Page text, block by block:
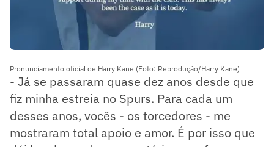
Pronunciamento oficial de Harry Kane (Foto: Reprodução/Harry Kane)
- Já se passaram quase dez anos desde que
fiz minha estreia no Spurs. Para cada um
desses anos, vocês - os torcedores - me
mostraram total apoio e amor. É por isso que